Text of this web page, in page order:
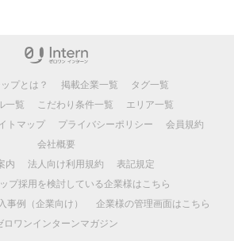
プとは？ 掲載企業一覧
タグ一覧
一覧
こだわり条件一覧
エリア一覧
トマップ プライバシーポリシー
会員規約
会社概要
内
法人向け利用規約
表記規定
プ採用を検討している企業様はこちら
事例（企業向け）
企業様の管理画面はこちら
ロワンインターンマガジン